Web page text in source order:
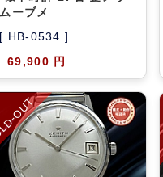
ーブメ
[ HB-0534 ]
69,900 円
OUT